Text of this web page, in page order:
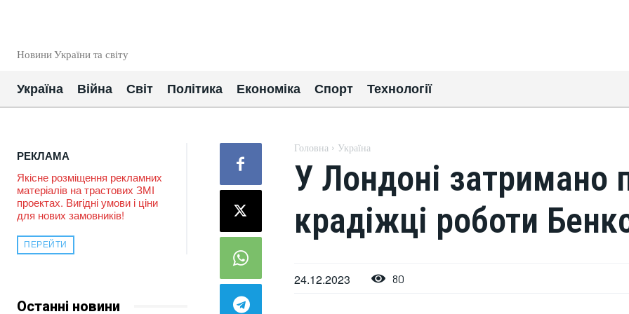
Новини України та світу
Україна Війна Світ Політика Економіка Спорт Технології
РЕКЛАМА
Якісне розміщення рекламних
матеріалів на трастових ЗМІ
проектах. Вигідні умови і ціни
для нових замовників!
ПЕРЕЙТИ
Останні новини
Головна Україна
У Лондоні затримано
крадіжці роботи
24.12.2023 80